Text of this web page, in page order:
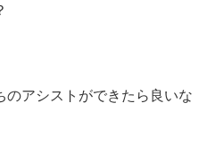
アシストができたら良いな